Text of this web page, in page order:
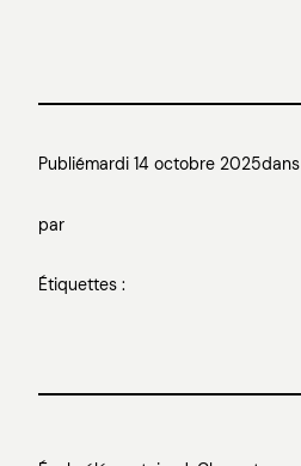
Publiémardi 14 octobre 2025dans
par
Étiquettes :